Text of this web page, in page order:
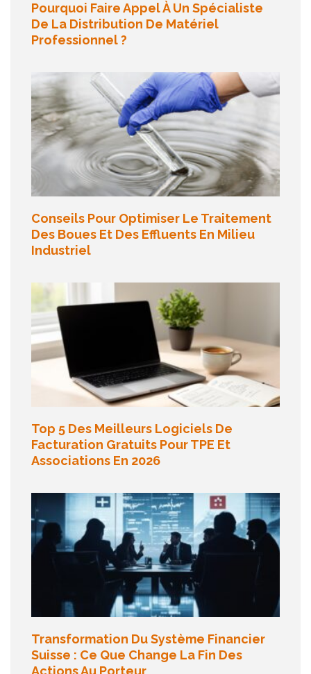
Pourquoi Faire Appel À Un Spécialiste
De La Distribution De Matériel
Professionnel ?
Conseils Pour Optimiser Le Traitement
Des Boues Et Des Effluents En Milieu
Industriel
Top 5 Des Meilleurs Logiciels De
Facturation Gratuits Pour TPE Et
Associations En 2026
Transformation Du Système Financier
Suisse : Ce Que Change La Fin Des